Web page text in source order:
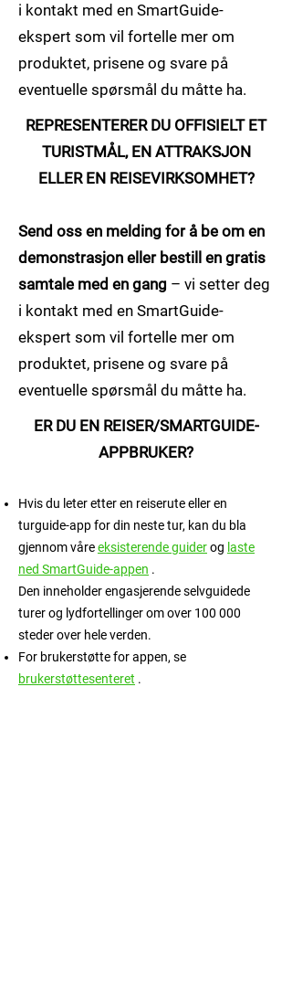
i kontakt med en SmartGuide-
ekspert som vil fortelle mer om
produktet, prisene og svare på
eventuelle spørsmål du måtte ha.
REPRESENTERER DU OFFISIELT ET
TURISTMÅL, EN ATTRAKSJON
ELLER EN REISEVIRKSOMHET?
Send oss en melding for å be om en
demonstrasjon eller bestill en gratis
samtale med en gang – vi setter deg
i kontakt med en SmartGuide-
ekspert som vil fortelle mer om
produktet, prisene og svare på
eventuelle spørsmål du måtte ha.
ER DU EN REISER/SMARTGUIDE-
APPBRUKER?
Hvis du leter etter en reiserute eller en
turguide-app for din neste tur, kan du bla
gjennom våreeksisterende guiderog laste
ned SmartGuide-appen .
Den inneholder engasjerende selvguidede
turer og lydfortellinger om over 100 000
steder over hele verden.
For brukerstøtte for appen, se
brukerstøttesenteret .